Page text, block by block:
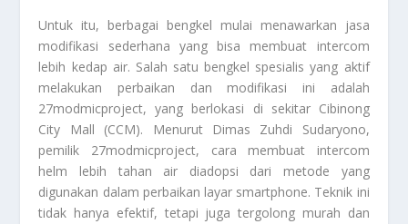
Untuk itu, berbagai bengkel mulai menawarkan jasa
modifikasi sederhana yang bisa membuat intercom
lebih kedap air. Salah satu bengkel spesialis yang aktif
melakukan perbaikan dan modifikasi ini adalah
27modmicproject, yang berlokasi di sekitar Cibinong
City Mall (CCM). Menurut Dimas Zuhdi Sudaryono,
pemilik 27modmicproject, cara membuat intercom
helm lebih tahan air diadopsi dari metode yang
digunakan dalam perbaikan layar smartphone. Teknik ini
tidak hanya efektif, tetapi juga tergolong murah dan